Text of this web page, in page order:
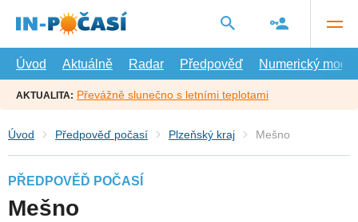
hlavní
Úvod
Aktuálně Radar Předpověď Numerický model
AKTUALITA: Převážně slunečno s letními teplotami
Úvod Předpověď počasí Plzeňský kraj Mešno
PŘEDPOVĚĎ POČASÍ
Mešno